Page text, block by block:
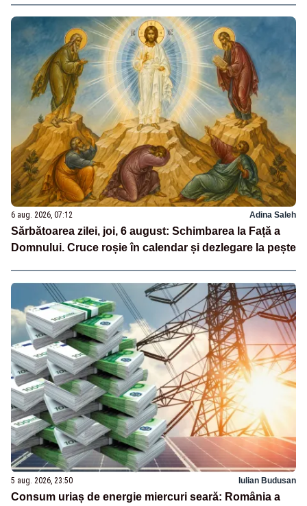
6 aug. 2026, 07:12 Adina Saleh
Sărbătoarea zilei, joi, 6 august: Schimbarea la Față a
Domnului. Cruce roșie în calendar și dezlegare la pește
5 aug. 2026, 23:50 Iulian Budusan
Consum uriaș de energie miercuri seară: România a